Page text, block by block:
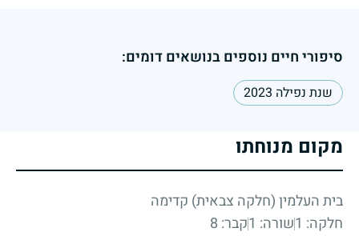
סיפורי חיים נוספים בנושאים דומים:
שנת נפילה 2023
מקום מנוחתו
בית העלמין (חלקה צבאית) קדימה
חלקה: 1
שורה: 1 קבר: 8